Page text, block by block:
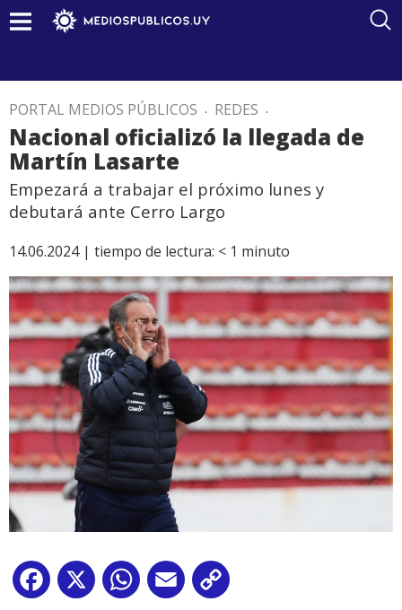
PORTAL MEDIOS PÚBLICOS . REDES .
Nacional oficializó la llegada de
Martín Lasarte
Empezará a trabajar el próximo lunes y
debutará ante Cerro Largo
14.06.2024 | tiempo de lectura: < 1 minuto
Facebook
X WhatsApp
Email